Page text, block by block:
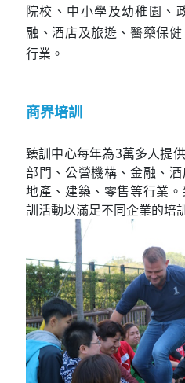
院校、中小學及幼稚園、
融、酒店及旅遊、醫藥保
行業。
商界培訓
臻訓中心每年為3萬多人提
部門、公營機構、金融、
地產、建築、零售等行業
訓活動以滿足不同企業的培